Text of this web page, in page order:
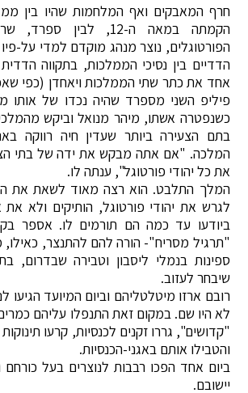
חרף המאבקים ואף המלחמות שהיו בין
הקמתה במאה ה-12, לבין
הפורטוגלים, נוצר מנהג מוקדם למדי על-
הדדיים בין נסיכי הממלכות, בתקווה
פיליפ השני מספרד שהיה נכדו של אותו
כשנפטרה אשתו, מיהר מנואל וביקש
בתם הצעירה ביותר שעדין חיה רווקה
המלכה. "אם אתה מבקש את ידה של בתי
את כל יהודי פורטוגל", ענתה לו.
המלך התלבט. הוא רצה מאוד לשאת את
לגרש את יהודי פורטוגל, הותיקים ולא
ביודעו עד כמה הם תורמים לו. אספר
"תרגיל מסריח"- הורה להם להתנצר,
ספינות בנמלי ליסבון וטבירה שבדרום,
שיבחר לעזוב.
רובם ארזו מיטלטליהם וביום המיועד הגיעו
לא היו שם. במקום זאת התנפלו עליהם
"קדושים", גררו זקנים לכנסיות, קרעו
והטבילו אותם באגני-הכנסיות.
ביום אחד הפכו רבבות לנוצרים בעל כורחם
יישובם.